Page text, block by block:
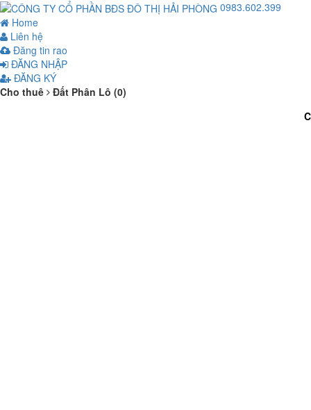
0983.602.399
Home
Liên hệ
Đăng tin rao
ĐĂNG NHẬP
ĐĂNG KÝ
Cho thuê
Đất Phân Lô (0)